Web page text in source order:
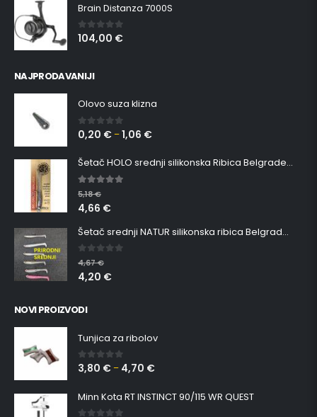
Brain Distanza 7000S
0out of 5
104,00 €
NAJPRODAVANIJI
Olovo suza klizna
0 out of 5
0,20 € –1,06 €
Šetač HOLO srednji silikonska Ribica Belgrade Walker
5.00out of 5
5,18€
4,66 €
Šetač srednji NATUR silikonska ribica Belgrade Walker
0 out of 5
4,67€
4,20 €
NOVI PROIZVODI
Tunjica za ribolov
0 out of 5
3,80 € – 4,70 €
Minn Kota RT INSTINCT 90/115 WR QUEST